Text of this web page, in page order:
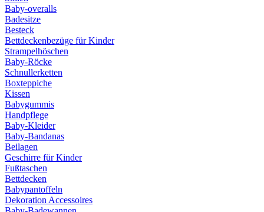
Baby-overalls
Badesitze
Besteck
Bettdeckenbezüge für Kinder
Strampelhöschen
Baby-Röcke
Schnullerketten
Boxteppiche
Kissen
Babygummis
Handpflege
Baby-Kleider
Baby-Bandanas
Beilagen
Geschirre für Kinder
Fußtaschen
Bettdecken
Babypantoffeln
Dekoration Accessoires